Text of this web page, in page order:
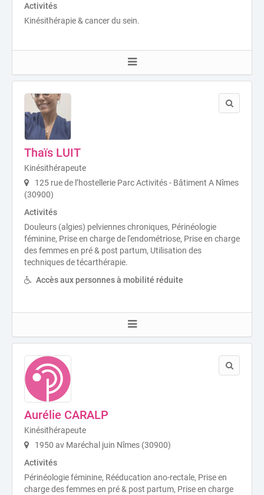
Activités
Kinésithérapie & cancer du sein.
Thaïs LUIT
Kinésithérapeute
125 rue de l’hostellerie Parc Activités - Bâtiment A Nîmes
(30900)
Activités
Douleurs (algies) pelviennes chroniques, Périnéologie
féminine, Prise en charge de l'endométriose, Prise en charge
des femmes en pré & post partum, Utilisation des
techniques de técarthérapie.
Accès aux personnes à mobilité réduite
Aurélie CARALP
Kinésithérapeute
1950 av Maréchal juin Nîmes (30900)
Activités
Périnéologie féminine, Rééducation ano-rectale, Prise en
charge des femmes en pré & post partum, Prise en charge